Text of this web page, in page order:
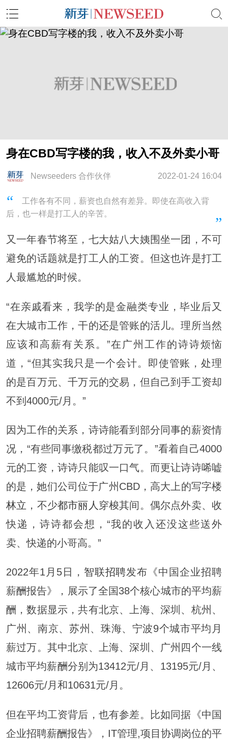
身在CBD写字楼的我，收入不及外卖小哥
2022-01-24 16:04
Newseeders 合作伙伴
工作各有不同，薪资也自然有差异。即使在高收入背
后，也一样是打工人的辛苦。
又一年春节将至，七大姑八大姨围坐一团，不可
避免的话题就是打工人的工资。但这也许是打工
人最尴尬的时候。
“在亲戚看来，我学的是金融类专业，毕业后又
在大城市工作，干的还是管账的活儿。理所当然
应该和高薪有关系。”在广州工作的诗诗烦恼
道，“但其实我只是一个会计。即使管账，处理
的是百万元、千万元的交易，但自己到手工资却
不到4000元/月。”
因为工作的关系，诗诗能看到部分同事的薪资情
况，“有些同事缴税都过万元了。”看着自己4000
元的工资，诗诗只能叹一口气。而更让诗诗唏嘘
的是，她们公司位于广州CBD，高大上的写字楼
林立 ，不少都市丽人 穿梭其间。偶尔点外卖、收
快递，诗诗都会想，“我的收入还没这些送外
卖、快递的小哥高。”
2022年1月5日， 智联招聘发布《中国企业招聘
薪酬报告》，展示了全国38个核心城市的平均薪
酬，数据显示，共有北京、上海、深圳、杭州、
广州、南京、苏州、珠海、宁波9个城市平均月
薪过万。其中北京、上海、深圳、广州四个一线
城市平均薪酬分别为13412元/月、13195元/月、
12606元/月和10631元/月。
但在平均工资背后，也有参差。比如同据《中国
企业招聘薪酬报告》，IT管理,项目协调岗位的平